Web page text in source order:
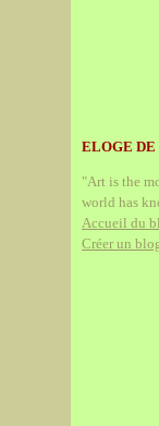
ELOGE
"Art is the
world has
Accueil du
Créer un